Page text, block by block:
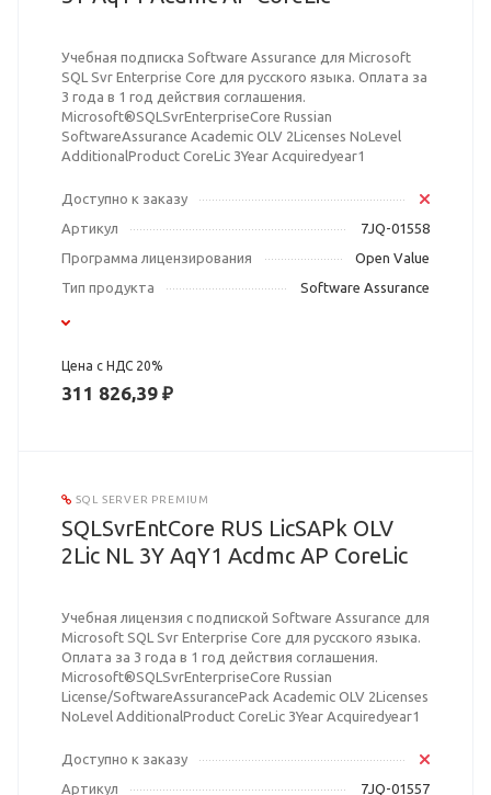
Учебная подписка Software Assurance для Microsoft
SQL Svr Enterprise Core для русского языка. Оплата за
3 года в 1 год действия соглашения.
Microsoft®SQLSvrEnterpriseCore Russian
SoftwareAssurance Academic OLV 2Licenses NoLevel
AdditionalProduct CoreLic 3Year Acquiredyear1
Доступно к заказу
Артикул
7JQ-01558
Программа лицензирования
Open Value
Тип продукта
Software Assurance
Цена с НДС 20%
311 826,39 ₽
SQL SERVER PREMIUM
SQLSvrEntCore RUS LicSAPk OLV
2Lic NL 3Y AqY1 Acdmc AP CoreLic
Учебная лицензия с подпиской Software Assurance для
Microsoft SQL Svr Enterprise Core для русского языка.
Оплата за 3 года в 1 год действия соглашения.
Microsoft®SQLSvrEnterpriseCore Russian
License/SoftwareAssurancePack Academic OLV 2Licenses
NoLevel AdditionalProduct CoreLic 3Year Acquiredyear1
Доступно к заказу
Артикул
7JQ-01557